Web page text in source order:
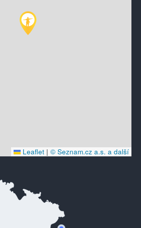
Leaflet | © Seznam.cz a.s. a další